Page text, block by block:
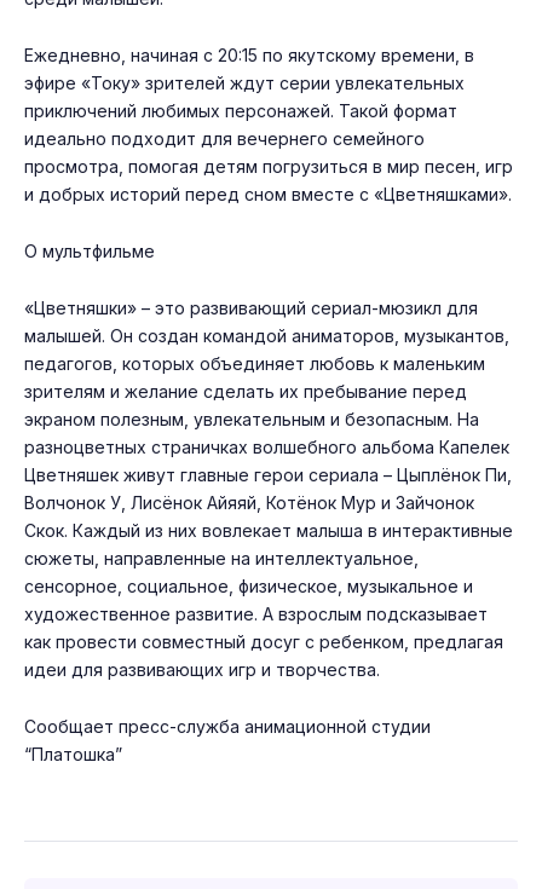
Ежедневно, начиная с 20:15 по якутскому времени, в
эфире «Току» зрителей ждут серии увлекательных
приключений любимых персонажей. Такой формат
идеально подходит для вечернего семейного
просмотра, помогая детям погрузиться в мир песен, игр
и добрых историй перед сном вместе с «Цветняшками».
О мультфильме
«Цветняшки» – это развивающий сериал-мюзикл для
малышей. Он создан командой аниматоров, музыкантов,
педагогов, которых объединяет любовь к маленьким
зрителям и желание сделать их пребывание перед
экраном полезным, увлекательным и безопасным. На
разноцветных страничках волшебного альбома Капелек
Цветняшек живут главные герои сериала – Цыплёнок Пи,
Волчонок У, Лисёнок Айяяй, Котёнок Мур и Зайчонок
Скок. Каждый из них вовлекает малыша в интерактивные
сюжеты, направленные на интеллектуальное,
сенсорное, социальное, физическое, музыкальное и
художественное развитие. А взрослым подсказывает
как провести совместный досуг с ребенком, предлагая
идеи для развивающих игр и творчества.
Сообщает пресс-служба анимационной студии
“Платошка”